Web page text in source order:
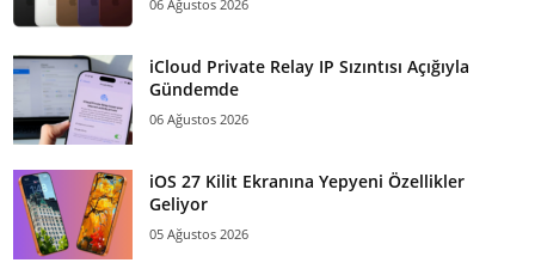
06 Ağustos 2026
iCloud Private Relay IP Sızıntısı Açığıyla
Gündemde
06 Ağustos 2026
iOS 27 Kilit Ekranına Yepyeni Özellikler
Geliyor
05 Ağustos 2026